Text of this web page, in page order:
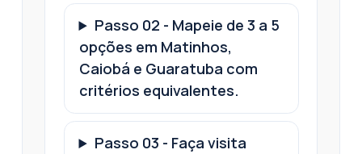
Passo 02 - Mapeie de 3 a 5
opções em Matinhos,
Caiobá e Guaratuba com
critérios equivalentes.
Passo 03 - Faça visita